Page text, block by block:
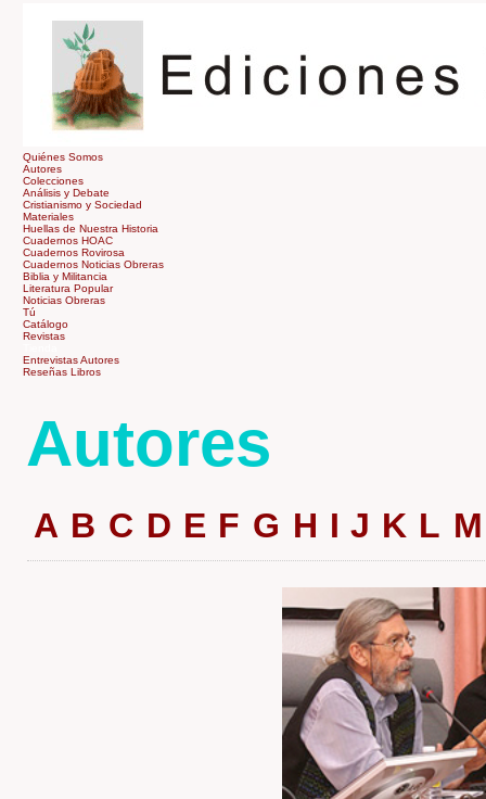
Quiénes Somos
Autores
Colecciones
Análisis y Debate
Cristianismo y Sociedad
Materiales
Huellas de Nuestra Historia
Cuadernos HOAC
Cuadernos Rovirosa
Cuadernos Noticias Obreras
Biblia y Militancia
Literatura Popular
Noticias Obreras
Tú
Catálogo
Revistas
Entrevistas Autores
Reseñas Libros
Autores
A B C D E F G H I J K L M